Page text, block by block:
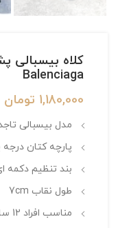
کلاه بیسبالی
Balenciaga
1,180,000 تومان
مدل بیسبالی
پارچه کتان
بند تنظیم دکمه
طول نقاب 7cm
مناسب افراد 12 سال به بالا